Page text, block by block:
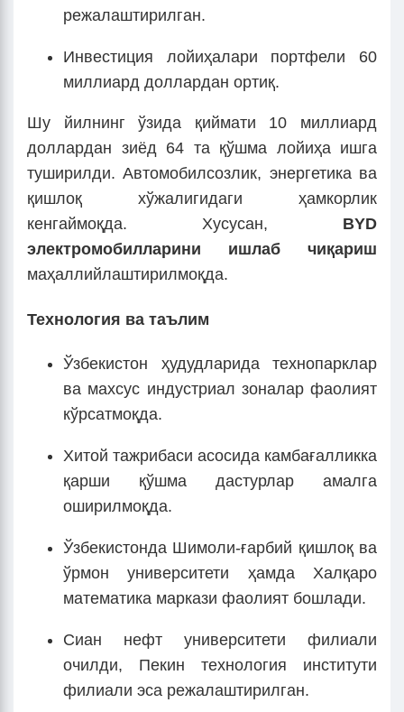
режалаштирилган.
Инвестиция лойиҳалари портфели 60
миллиард доллардан ортиқ.
Шу йилнинг ўзида қиймати 10 миллиард
доллардан зиёд 64 та қўшма лойиҳа ишга
туширилди. Автомобилсозлик, энергетика ва
қишлоқ хўжалигидаги ҳамкорлик
кенгаймоқда. Хусусан, BYD
электромобилларини ишлаб чиқариш
маҳаллийлаштирилмоқда.
Технология ва таълим
Ўзбекистон ҳудудларида технопарклар
ва махсус индустриал зоналар фаолият
кўрсатмоқда.
Хитой тажрибаси асосида камбағалликка
қарши қўшма дастурлар амалга
оширилмоқда.
Ўзбекистонда Шимоли-ғарбий қишлоқ ва
ўрмон университети ҳамда Халқаро
математика маркази фаолият бошлади.
Сиан нефт университети филиали
очилди, Пекин технология институти
филиали эса режалаштирилган.